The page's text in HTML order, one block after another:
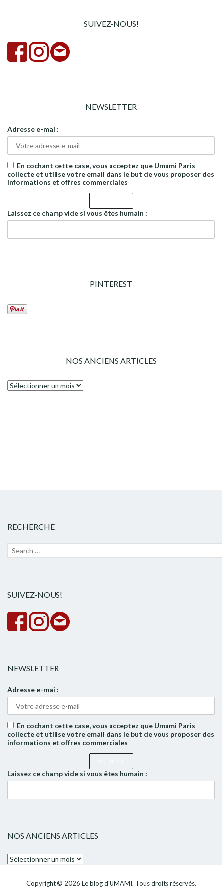
SUIVEZ-NOUS!
NEWSLETTER
Adresse e-mail:
En cochant cette case, vous acceptez que Umami Paris
collecte et utilise votre email dans le but de vous proposer des
informations et offres commerciales
Laissez ce champ vide si vous êtes humain :
PINTEREST
NOS ANCIENS ARTICLES
Nos
RECHERCHE
Recherche
SUIVEZ-NOUS!
NEWSLETTER
Adresse e-mail:
En cochant cette case, vous acceptez que Umami Paris
collecte et utilise votre email dans le but de vous proposer des
informations et offres commerciales
Laissez ce champ vide si vous êtes humain :
NOS ANCIENS ARTICLES
Nos
articlesCopyright © 2026 Le blog d'UMAMI. Tous droits réservés.